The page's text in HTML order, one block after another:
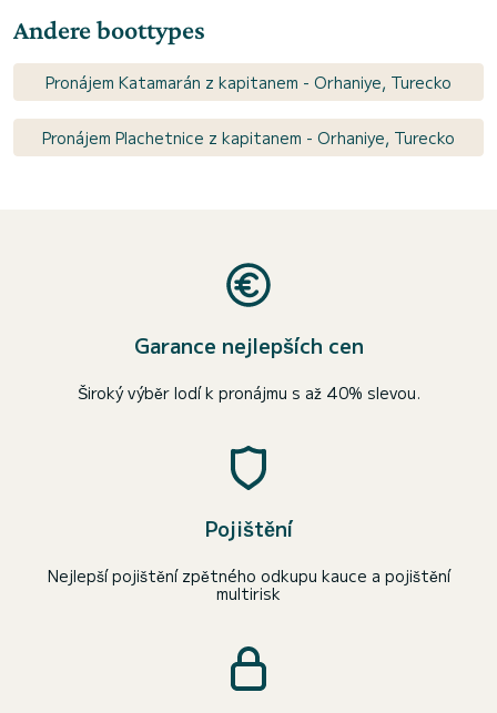
Andere boottypes
Pronájem Katamarán z kapitanem - Orhaniye, Turecko
Pronájem Plachetnice z kapitanem - Orhaniye, Turecko
Garance nejlepších cen
Široký výběr lodí k pronájmu s až 40% slevou.
Pojištění
Nejlepší pojištění zpětného odkupu kauce a pojištění
multirisk